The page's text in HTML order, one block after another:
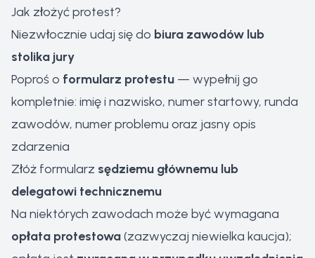
Jak złożyć protest?
Niezwłocznie udaj się do biura zawodów lub
stolika jury
Poproś o formularz protestu — wypełnij go
kompletnie: imię i nazwisko, numer startowy, runda
zawodów, numer problemu oraz jasny opis
zdarzenia
Złóż formularz sędziemu głównemu lub
delegatowi technicznemu
Na niektórych zawodach może być wymagana
opłata protestowa(zazwyczaj niewielka kaucja);